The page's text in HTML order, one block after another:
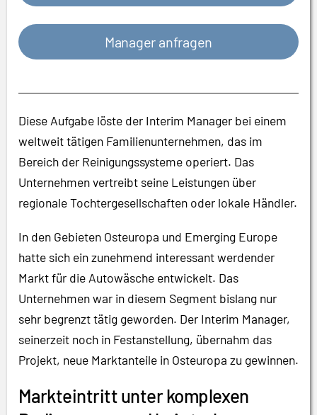
Manager anfragen
Diese Aufgabe löste der Interim Manager bei einem
weltweit tätigen Familienunternehmen, das im
Bereich der Reinigungssysteme operiert. Das
Unternehmen vertreibt seine Leistungen über
regionale Tochtergesellschaften oder lokale Händler.
In den Gebieten Osteuropa und Emerging Europe
hatte sich ein zunehmend interessant werdender
Markt für die Autowäsche entwickelt. Das
Unternehmen war in diesem Segment bislang nur
sehr begrenzt tätig geworden. Der Interim Manager,
seinerzeit noch in Festanstellung, übernahm das
Projekt, neue Marktanteile in Osteuropa zu gewinnen.
Markteintritt unter komplexen